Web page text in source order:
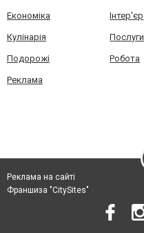
Економіка Інтер'єр
Кулінарія Послуги
Подорожі Робота
Реклама
Реклама на сайті
Франшиза "CitySites"